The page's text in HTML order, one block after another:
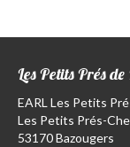
Les Petits Prés
EARL Les Petits
Les Petits Prés-
53170 Bazougers